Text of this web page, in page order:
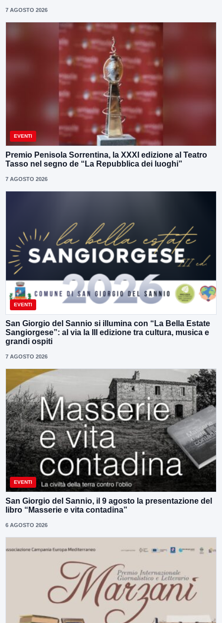
7 AGOSTO 2026
EVENTI
Premio Penisola Sorrentina, la XXXI edizione al Teatro
Tasso nel segno de “La Repubblica dei luoghi”
7 AGOSTO 2026
EVENTI
San Giorgio del Sannio si illumina con “La Bella Estate
Sangiorgese”: al via la III edizione tra cultura, musica e
grandi ospiti
7 AGOSTO 2026
EVENTI
San Giorgio del Sannio, il 9 agosto la presentazione del
libro “Masserie e vita contadina”
6 AGOSTO 2026